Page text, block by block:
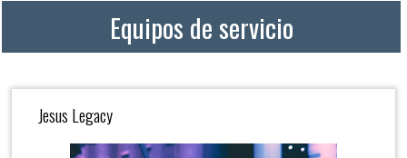
Equipos de servicio
Jesus Legacy